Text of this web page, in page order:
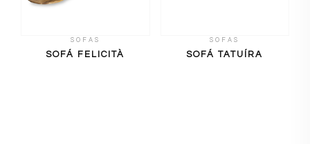
SOFAS
SOFÁ FELICITÀ
SOFAS
SOFÁ TATUÍRA